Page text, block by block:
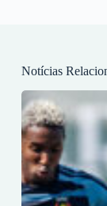
Notícias